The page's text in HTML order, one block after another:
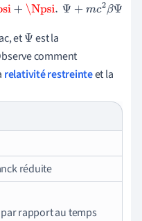
+\Npsi.Ψ+mc 2β Ψ
etΨ est la
comment
relativité restreinteet la
réduite
rapport au temps